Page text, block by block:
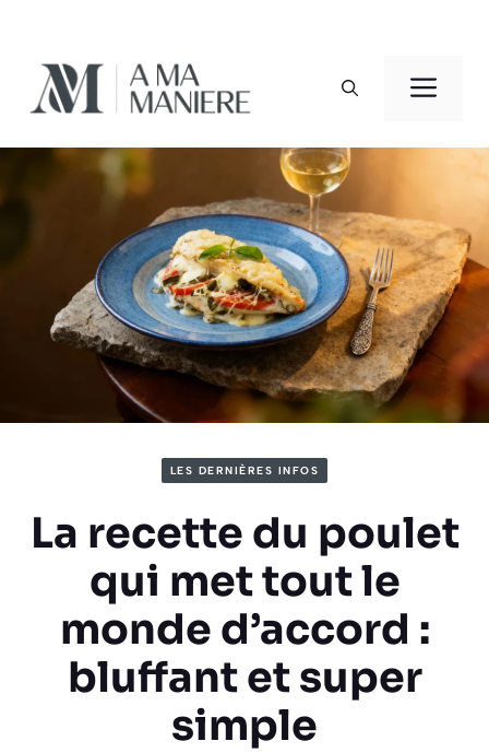
contenu
LES DERNIÈRES INFOS
La recette du poulet
qui met tout le
monde d’accord :
bluffant et super
simple